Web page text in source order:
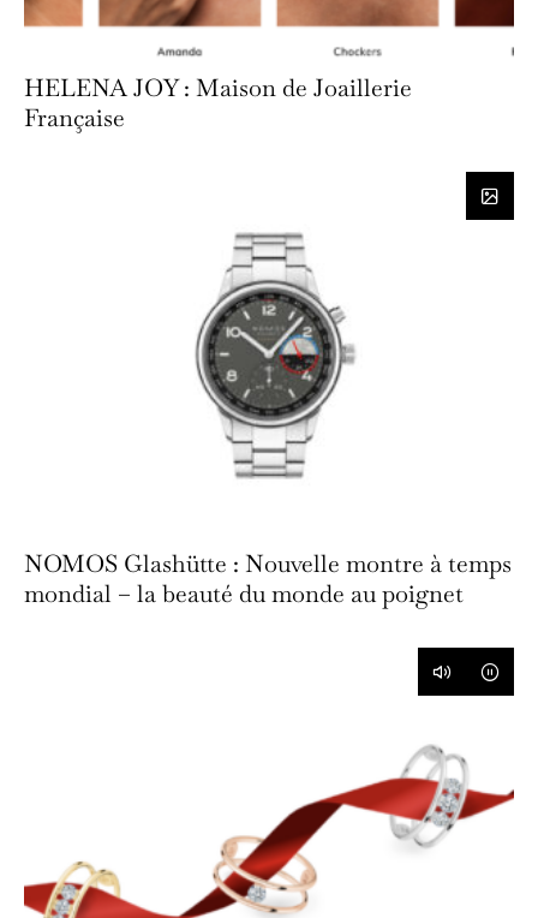
HELENA JOY : Maison de Joaillerie
Française
NOMOS Glashütte : Nouvelle montre à temps
mondial – la beauté du monde au poignet